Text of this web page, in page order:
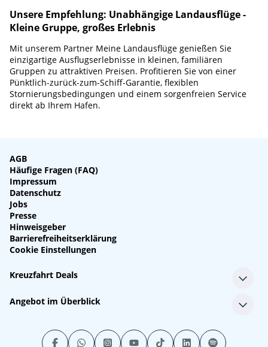
Unsere Empfehlung: Unabhängige Landausflüge -
Kleine Gruppe, großes Erlebnis
Mit unserem Partner Meine Landausflüge genießen Sie
einzigartige Ausflugserlebnisse in kleinen, familiären
Gruppen zu attraktiven Preisen. Profitieren Sie von einer
Pünktlich-zurück-zum-Schiff-Garantie, flexiblen
Stornierungsbedingungen und einem sorgenfreien Service
direkt ab Ihrem Hafen.
AGB
Häufige Fragen (FAQ)
Impressum
Datenschutz
Jobs
Presse
Hinweisgeber
Barrierefreiheitserklärung
Cookie Einstellungen
Kreuzfahrt Deals
Single-Kreuzfahrten
Kreuzfahrt mit Kindern
Minikreuzfahrten
Stornokabinen
Angebot im Überblick
Alle Schiffe
Alle Reiseziele